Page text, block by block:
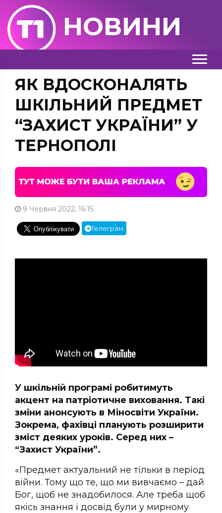
НОВИНИ
ЯК ВДОСКОНАЛЯТЬ
ШКІЛЬНИЙ ПРЕДМЕТ
“ЗАХИСТ УКРАЇНИ” У
ТЕРНОПОЛІ
9 Червня 2022, 16:15
Телеграм
У шкільній програмі робитимуть
акцент на патріотичне виховання. Такі
зміни анонсують в Міносвіти України.
Зокрема, фахівці планують розширити
зміст деяких уроків. Серед них –
“Захист України”.
«Предмет актуальний не тільки в період
війни. Тому що те, що ми вивчаємо – дай
Бог, щоб не знадобилося. Але треба щоб
якісь знання і досвід були у мирному